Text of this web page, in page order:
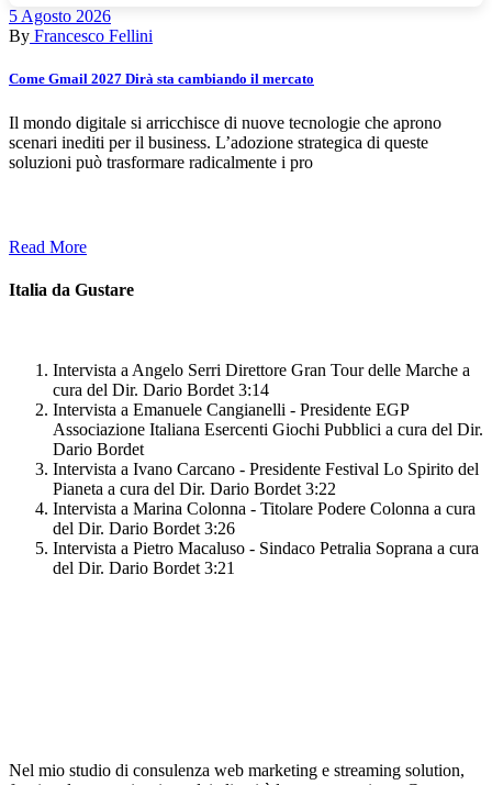
5 Agosto 2026
By Francesco Fellini
Come Gmail 2027 Dirà sta cambiando il mercato
Il mondo digitale si arricchisce di nuove tecnologie che aprono
scenari inediti per il business. L’adozione strategica di queste
soluzioni può trasformare radicalmente i pro
Read More
Italia da Gustare
Intervista a Angelo Serri Direttore Gran Tour delle Marche a
cura del Dir. Dario Bordet 3:14
Intervista a Emanuele Cangianelli - Presidente EGP
Associazione Italiana Esercenti Giochi Pubblici a cura del Dir.
Dario Bordet
Intervista a Ivano Carcano - Presidente Festival Lo Spirito del
Pianeta a cura del Dir. Dario Bordet 3:22
Intervista a Marina Colonna - Titolare Podere Colonna a cura
del Dir. Dario Bordet 3:26
Intervista a Pietro Macaluso - Sindaco Petralia Soprana a cura
del Dir. Dario Bordet 3:21
Nel mio studio di consulenza web marketing e streaming solution,